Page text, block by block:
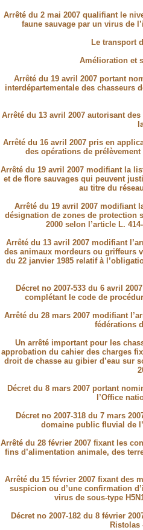
Arrêté du 2 mai 2007 qualifiant le
faune sauvage par un virus de
Le transport
Amélioration et
Arrêté du 19 avril 2007 portant
interdépartementale des chasseurs
Arrêté du 13 avril 2007 autorisant
Arrêté du 16 avril 2007 pris en
des opérations de
Arrêté du 19 avril 2007 modifiant la
et de flore sauvages qui peuvent
au titre du
Arrêté du 19 avril 2007 modifiant
désignation de zones de protection
2000 selon l’article L.
Arrêté du 13 avril 2007 modifiant
des animaux mordeurs ou griffeurs
du 22 janvier 1985 relatif à
Décret no 2007-533 du 6 avril
complétant le code de
Arrêté du 28 mars 2007 modifiant
fédérations
Un arrêté important pour les
approbation du cahier des charges
droit de chasse au gibier d’eau sur
Décret du 8 mars 2007 portant
l’Office
Décret no 2007-318 du 7 mars
domaine public fluvial de
Arrêté du 28 février 2007 fixant les
fins d’alimentation animale, des
Arrêté du 15 février 2007 fixant des
suspicion ou d’une confirmation
virus de sous-type
Décret no 2007-182 du 8 février
Ristolas